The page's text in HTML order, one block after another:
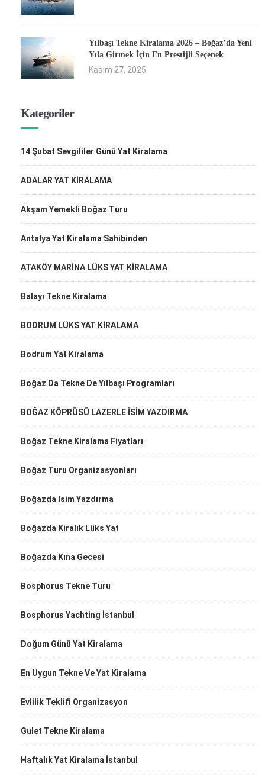
Yılbaşı Tekne Kiralama 2026 – Boğaz’da Yeni
Yıla Girmek İçin En Prestijli Seçenek
Kasım 27, 2025
Kategoriler
14 Şubat Sevgililer Günü Yat Kiralama
ADALAR YAT KİRALAMA
Akşam Yemekli Boğaz Turu
Antalya Yat Kiralama Sahibinden
ATAKÖY MARİNA LÜKS YAT KİRALAMA
Balayı Tekne Kiralama
BODRUM LÜKS YAT KİRALAMA
Bodrum Yat Kiralama
Boğaz Da Tekne De Yılbaşı Programları
BOĞAZ KÖPRÜSÜ LAZERLE İSİM YAZDIRMA
Boğaz Tekne Kiralama Fiyatları
Boğaz Turu Organizasyonları
Boğazda Isim Yazdırma
Boğazda Kiralık Lüks Yat
Boğazda Kına Gecesi
Bosphorus Tekne Turu
Bosphorus Yachting İstanbul
Doğum Günü Yat Kiralama
En Uygun Tekne Ve Yat Kiralama
Evlilik Teklifi Organizasyon
Gulet Tekne Kiralama
Haftalık Yat Kiralama İstanbul